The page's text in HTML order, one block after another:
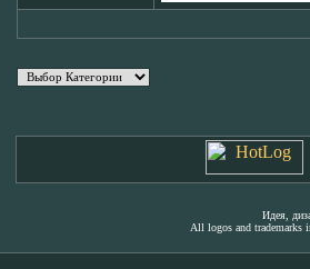
Идея,
All logos and trademarks